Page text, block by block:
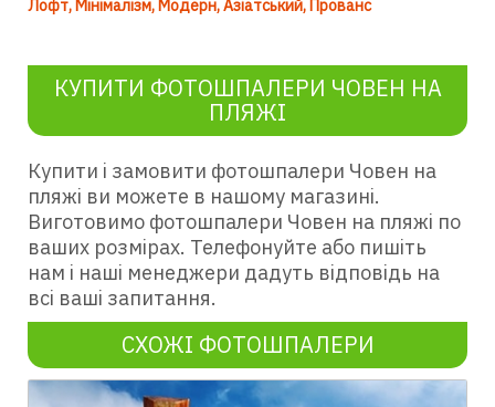
Лофт Мінімалізм Модерн Азіатський Прованс
КУПИТИ ФОТОШПАЛЕРИ ЧОВЕН НА
ПЛЯЖІ
Купити і замовити фотошпалери Човен на
пляжі ви можете в нашому магазині.
Виготовимо фотошпалери Човен на пляжі по
ваших розмірах. Телефонуйте або пишіть
нам і наші менеджери дадуть відповідь на
всі ваші запитання.
СХОЖІ ФОТОШПАЛЕРИ